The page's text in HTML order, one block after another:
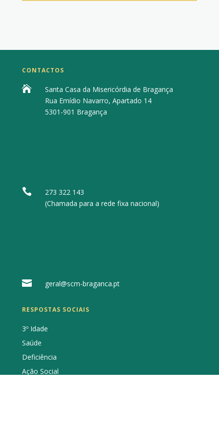
CONTACTOS

Santa Casa da Misericórdia de Bragança
Rua Emídio Navarro, Apartado 14
5301-901 Bragança

273 322 143
(Chamada para a rede fixa nacional)
 geral@scm-braganca.pt
RESPOSTAS SOCIAIS
3º Idade
Saúde
Deficiência
Ação Social